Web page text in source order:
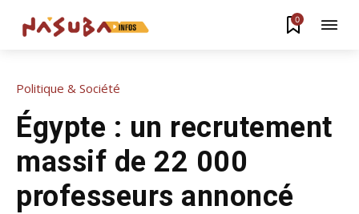
0
Politique & Société
Égypte : un recrutement
massif de 22 000
professeurs annoncé